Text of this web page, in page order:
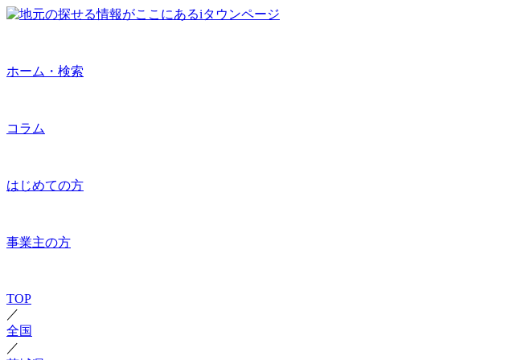
ホーム・検索
コラム
はじめての方
事業主の方
TOP
／
全国
／